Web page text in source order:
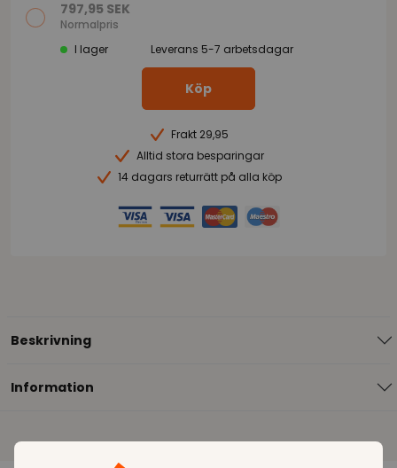
797,95 SEK
Normalpris
I lager
Leverans 5-7 arbetsdagar
Köp
Frakt 29,95
Alltid stora besparingar
14 dagars returrätt på alla köp
Beskrivning
Information